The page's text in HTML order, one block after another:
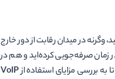
وگرنه در میدان رقابت از دور خارج
زمان صرفه‌جویی کرده‌اید و هم در
بررسی مزایای استفاده ازVoIP